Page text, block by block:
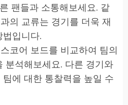
팬들과 소통해보세요. 같
의 교류는 경기를 더욱 재
입니다.
코어 보드를 비교하여 팀의
분석해보세요. 다른 경기와
에 대한 통찰력을 높일 수